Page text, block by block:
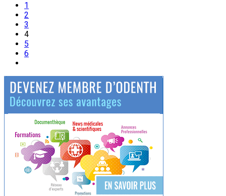
1
2
3
4
5
6